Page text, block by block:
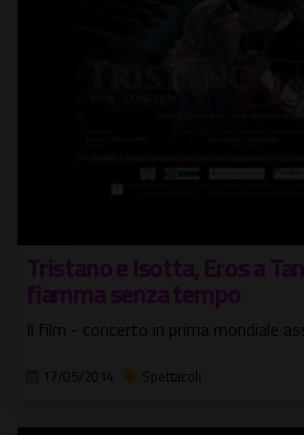
Tristano e Isotta, Eros a
fiamma senza tempo
Il film - concerto in prima mondiale
17/05/2014 Spettacoli